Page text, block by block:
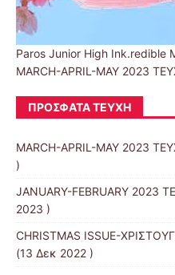
Paros Junior High Ink.redible
MARCH-APRIL-MAY 2023
ΠΡΌΣΦΑΤΑ ΤΕΎΧΗ
MARCH-APRIL-MAY 2023
)
JANUARY-FEBRUARY 2023
2023 )
CHRISTMAS ISSUE-
(13 Δεκ 2022 )